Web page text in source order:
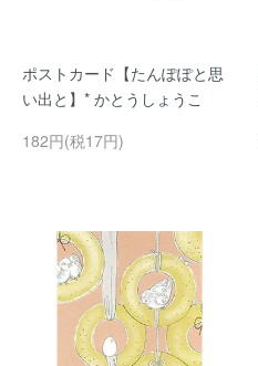
ポストカード【たんぽぽと思
い出と】* かとうしょうこ
182円(税17円)